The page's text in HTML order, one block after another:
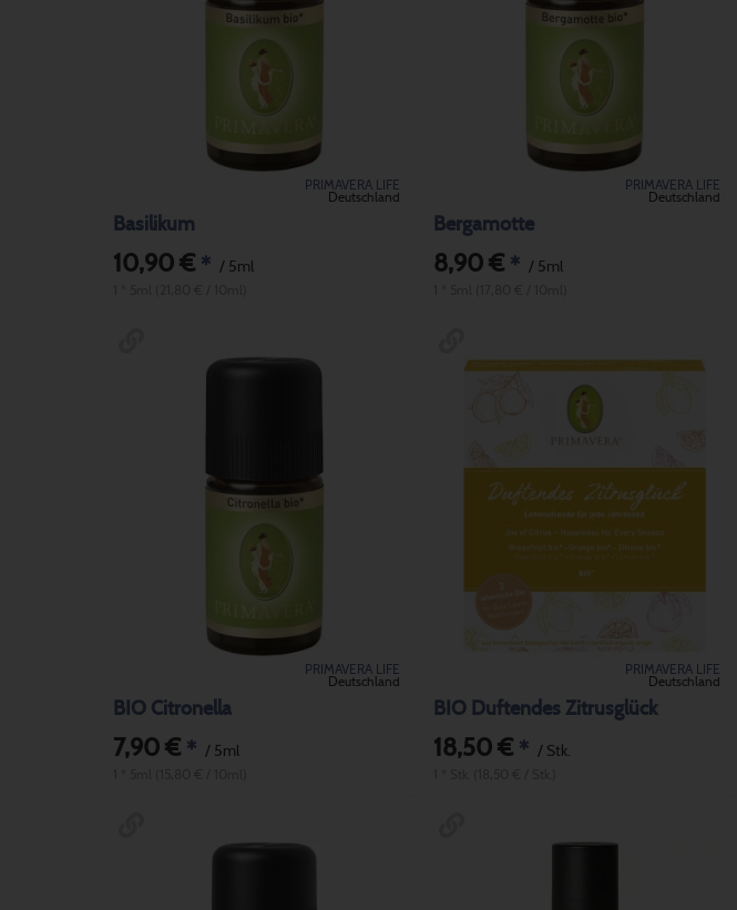
PRIMAVERA LIFE
Deutschland
Basilikum
10,90 € * / 5ml
PRIMAVERA LIFE
Deutschland
Bergamotte
8,90 €* / 5ml
PRIMAVERA LIFE
Deutschland
BIO Citronella
7,90 € * / 5ml
PRIMAVERA LIFE
Deutschland
BIO Duftendes Zitrusglück
18,50 €* / Stk.